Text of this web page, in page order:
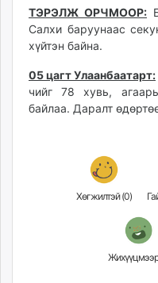
mass.mn
unegui.mn
assa.mn
toim.mn
tac.mn
paparazzi.mn
ТЭРЭЛЖ ОРЧМООР:
Салхи баруунаас
хүйтэн байна.
05 цагт Улаанбаатарт:
чийг 78 хувь,
байлаа. Даралт
Хөгжилтэй (0)